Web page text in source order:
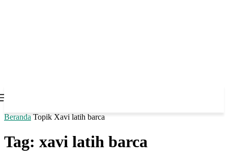
Beranda Topik Xavi latih barca
Tag: xavi latih barca